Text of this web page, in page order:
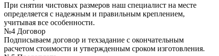
При снятии чистовых размеров наш специалист на месте
определяется с надежным и правильным креплением,
учитывая все особенности.
№4 Договор
Подписываем договор и техзадание с окончательным
расчетом стоимости и утвержденным сроком изготовления.